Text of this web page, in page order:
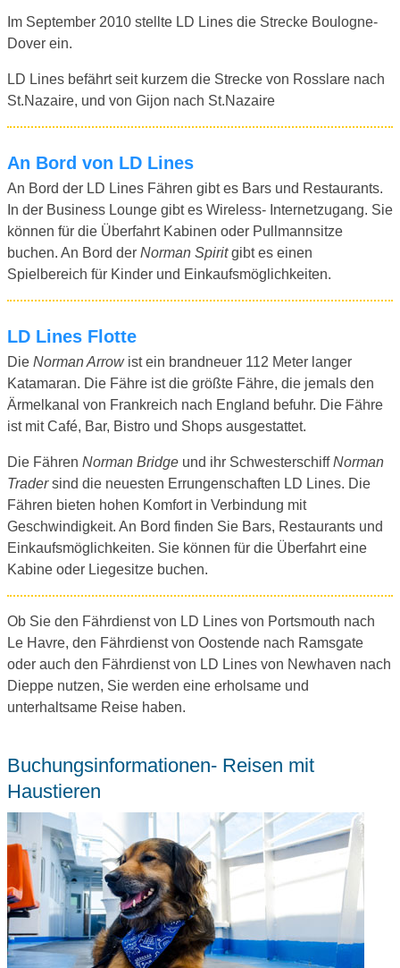
Im September 2010 stellte LD Lines die Strecke Boulogne-
Dover ein.
LD Lines befährt seit kurzem die Strecke von Rosslare nach
St.Nazaire, und von Gijon nach St.Nazaire
An Bord von LD Lines
An Bord der LD Lines Fähren gibt es Bars und Restaurants.
In der Business Lounge gibt es Wireless- Internetzugang. Sie
können für die Überfahrt Kabinen oder Pullmannsitze
buchen. An Bord der Norman Spiritgibt es einen
Spielbereich für Kinder und Einkaufsmöglichkeiten.
LD Lines Flotte
Die Norman Arrowist ein brandneuer 112 Meter langer
Katamaran. Die Fähre ist die größte Fähre, die jemals den
Ärmelkanal von Frankreich nach England befuhr. Die Fähre
ist mit Café, Bar, Bistro und Shops ausgestattet.
Die Fähren Norman Bridge und ihr SchwesterschiffNorman
Tradersind die neuesten Errungenschaften LD Lines. Die
Fähren bieten hohen Komfort in Verbindung mit
Geschwindigkeit. An Bord finden Sie Bars, Restaurants und
Einkaufsmöglichkeiten. Sie können für die Überfahrt eine
Kabine oder Liegesitze buchen.
Ob Sie den Fährdienst von LD Lines von Portsmouth nach
Le Havre, den Fährdienst von Oostende nach Ramsgate
oder auch den Fährdienst von LD Lines von Newhaven nach
Dieppe nutzen, Sie werden eine erholsame und
unterhaltsame Reise haben.
Buchungsinformationen- Reisen mit
Haustieren